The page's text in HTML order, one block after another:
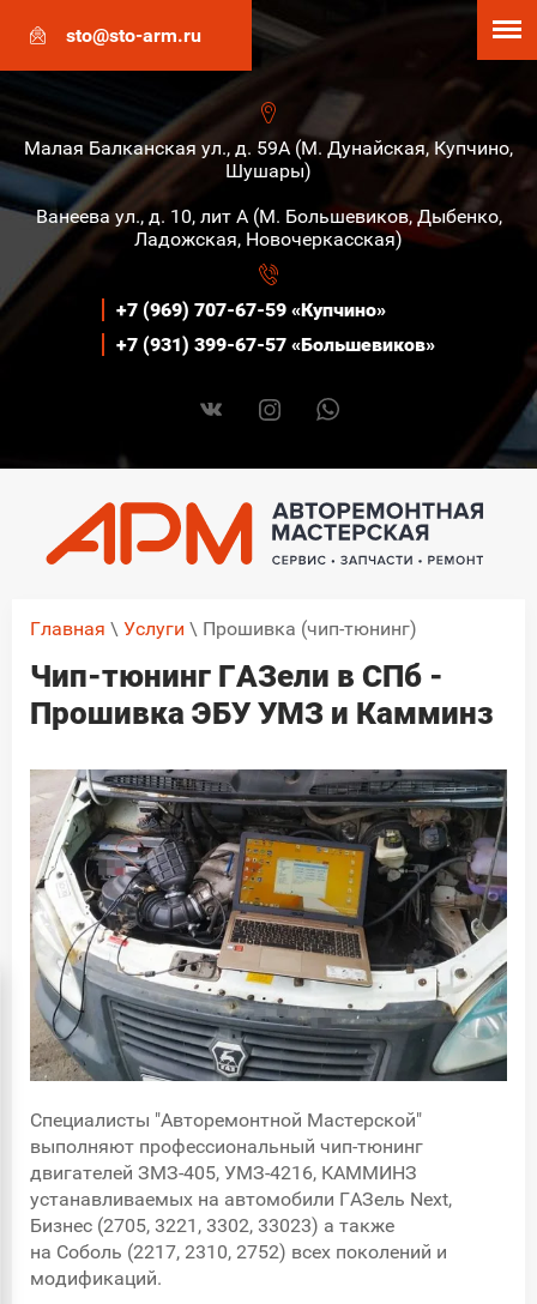
Малая Балканская ул., д. 59А (М. Дунайская, Купчино,
Шушары)
Ванеева ул., д. 10, лит А (М. Большевиков, Дыбенко,
Ладожская, Новочеркасская)
+7 (969) 707-67-59 «Купчино»
+7 (931) 399-67-57 «Большевиков»
sto@sto-arm.ru
Главная \ Услуги \ Прошивка (чип-тюнинг)
Чип-тюнинг ГАЗели в СПб -
Прошивка ЭБУ УМЗ и Камминз
Специалисты "Авторемонтной Мастерской"
выполняют профессиональный чип-тюнинг
двигателей ЗМЗ-405, УМЗ-4216, КАММИНЗ
устанавливаемых на автомобили ГАЗель Next,
Бизнес (2705, 3221, 3302, 33023) а также
на Соболь (2217, 2310, 2752) всех поколений и
модификаций.